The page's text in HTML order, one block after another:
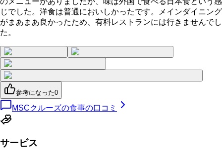
じでした。洋食は普通においしかったです。メインダイニング
がまあまあ良かったため、有料レストランには行きませんでし
た。
参考になった0
MSCクルーズの食事の口コミ
サービス